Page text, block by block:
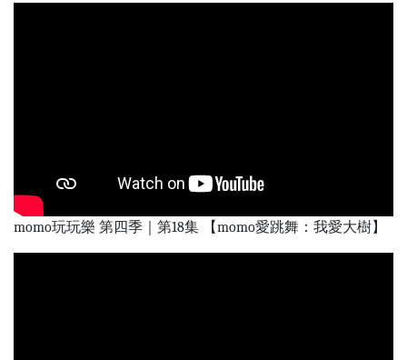
momo玩玩樂 第四季｜第18集 【momo愛跳舞：我愛大樹】